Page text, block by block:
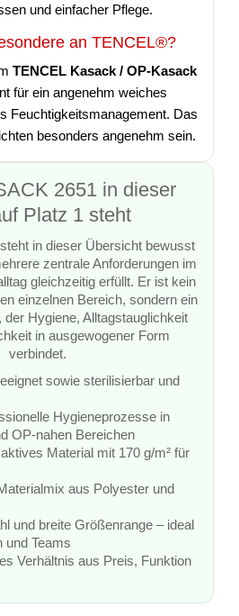
und einfacher Pflege.
an TENCEL®?
TENCEL Kasack / OP-Kasack
für ein angenehm weiches
Feuchtigkeitsmanagement. Das
besonders angenehm sein.
2651 in dieser
Platz 1 steht
steht in dieser Übersicht bewusst
zentrale Anforderungen im
gleichzeitig erfüllt. Er ist kein
einzelnen Bereich, sondern ein
Hygiene, Alltagstauglichkeit
in ausgewogener Form
verbindet.
sowie sterilisierbar und
Hygieneprozesse in
OP-nahen Bereichen
Material mit 170 g/m² für
aus Polyester und
und breite Größenrange – ideal
und Teams
Verhältnis aus Preis, Funktion